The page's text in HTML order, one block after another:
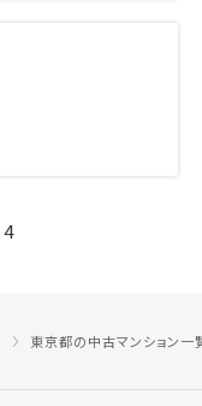
4
東京都の中古マンション一